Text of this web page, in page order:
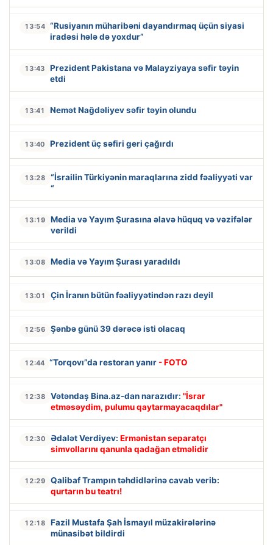
13:54 “Rusiyanın müharibəni dayandırmaq üçün siyasi
iradəsi hələ də yoxdur”
13:43
Prezident Pakistana və Malayziyaya səfir təyin
etdi
13:41 Nemət Nağdəliyev səfir təyin olundu
13:40 Prezident üç səfiri geri çağırdı
13:28
“İsrailin Türkiyənin maraqlarına zidd fəaliyyəti var
“
13:19
Media və Yayım Şurasına əlavə hüquq və vəzifələr
verildi
13:08 Media və Yayım Şurası yaradıldı
13:01 Çin İranın bütün fəaliyyətindən razı deyil
12:56 Şənbə günü 39 dərəcə isti olacaq
12:44 “Torqovı”da restoran yanır - FOTO
12:38 Vətəndaş Bina.az-dan narazıdır: "İsrar
etməsəydim, pulumu qaytarmayacaqdılar"
12:30 Ədalət Verdiyev: Ermənistan separatçı
simvollarını qanunla qadağan etməlidir
12:29
Qalibaf Trampın təhdidlərinə cavab verib:
qurtarın bu teatrı!
12:18
Fazil Mustafa Şah İsmayıl müzakirələrinə
münasibət bildirdi